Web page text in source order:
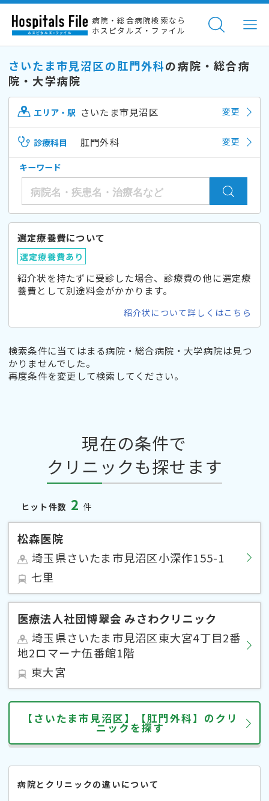
病院・総合病院検索なら
ホスピタルズ・ファイル
さいたま市見沼区の肛門外科の病院・総合病
院・大学病院
エリア・駅 さいたま市見沼区 変更
診療科目 肛門外科 変更
キーワード
選定療養費について
選定療養費あり
紹介状を持たずに受診した場合、診療費の他に選定療
養費として別途料金がかかります。
紹介状について詳しくはこちら
検索条件に当てはまる病院・総合病院・大学病院は見つ
かりませんでした。
再度条件を変更して検索してください。
現在の条件で
クリニックも探せます
ヒット件数 2 件
松森医院
埼玉県さいたま市見沼区小深作155-1
七里
医療法人社団博翠会 みさわクリニック
埼玉県さいたま市見沼区東大宮4丁目2番
地2ロマーナ伍番館1階
東大宮
【さいたま市見沼区】【肛門外科】のクリ
ニックを探す
病院とクリニックの違いについて